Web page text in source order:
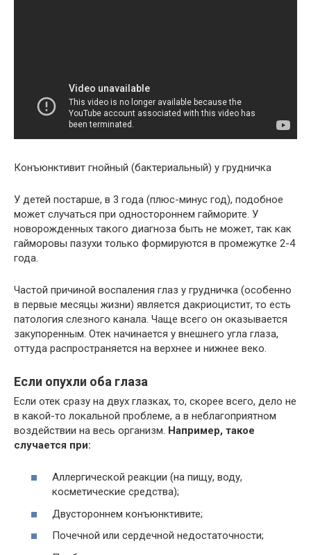
Конъюнктивит гнойный (бактериальный) у грудничка
У детей постарше, в 3 года (плюс-минус год), подобное
может случаться при одностороннем гайморите. У
новорожденных такого диагноза быть не может, так как
гайморовы пазухи только формируются в промежутке 2-4
года.
Частой причиной воспаления глаз у грудничка (особенно
в первые месяцы жизни) является дакриоцистит, то есть
патология слезного канала. Чаще всего он оказывается
закупоренным. Отек начинается у внешнего угла глаза,
оттуда распространяется на верхнее и нижнее веко.
Если опухли оба глаза
Если отек сразу на двух глазках, то, скорее всего, дело не
в какой-то локальной проблеме, а в неблагоприятном
воздействии на весь организм. Например, такое
случается при:
Аллергической реакции (на пищу, воду,
косметические средства);
Двустороннем конъюнктивите;
Почечной или сердечной недостаточности;